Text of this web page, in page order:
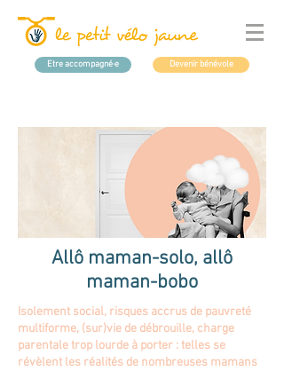
Etre accompagné·e Devenir bénévole
Allô maman-solo, allô
maman-bobo
Isolement social, risques accrus de pauvreté
multiforme, (sur)vie de débrouille, charge
parentale trop lourde à porter : telles se
révèlent les réalités de nombreuses mamans